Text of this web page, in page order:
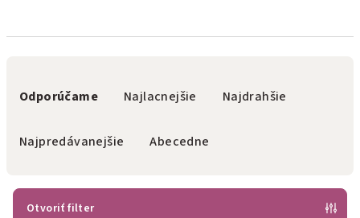
Odporúčame Najlacnejšie Najdrahšie
Najpredávanejšie Abecedne
Otvoriť filter